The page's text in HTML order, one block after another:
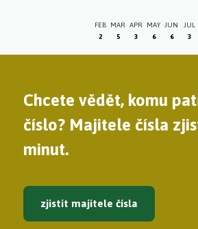
FEB
2
MAR
5
APR
3
MAY
6
JUN
6
JUL
3
Chcete vědět, komu
číslo? Majitele čísla
minut.
zjistit majitele čísla